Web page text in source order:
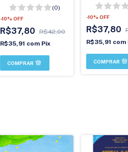
OS PADRÕES DE
DIFICULDADE
ALIMENTAR
(0)
-10% OFF
R$37,80
R$42,00
R$35,91 com Pix
-10% OFF
R$37,80
R$35,91 com